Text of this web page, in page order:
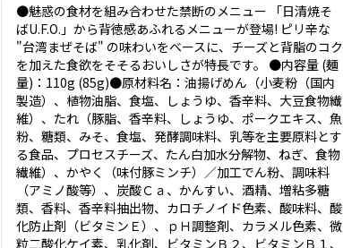
●魅惑の食材を組み合わせた禁断のメニュー 「日清焼そ
ばU.F.O.」から背徳感あふれるメニューが登場! ピリ辛な
"台湾まぜそば" の味わいをベースに、チーズと背脂のコク
を加えた食欲をそそるおいしさが特長です。 ●内容量 (麺
量)：110g (85g)●原材料名：油揚げめん（小麦粉（国内
製造）、植物油脂、食塩、しょうゆ、香辛料、大豆食物繊
維）、たれ（豚脂、香辛料、しょうゆ、ポークエキス、魚
粉、糖類、みそ、食塩、発酵調味料、乳等を主要原料とす
る食品、プロセスチーズ、たん白加水分解物、ねぎ、食物
繊維）、かやく（味付豚ミンチ）／加工でん粉、調味料
（アミノ酸等）、炭酸Ｃａ、かんすい、酒精、増粘多糖
類、香料、香辛料抽出物、カロチノイド色素、酸味料、酸
化防止剤（ビタミンＥ）、ｐＨ調整剤、カラメル色素、微
粒二酸化ケイ素、乳化剤、ビタミンＢ２、ビタミンＢ１、